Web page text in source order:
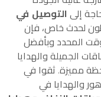
إلى التوصيل في
لحدث خاص، فإن
المحدد وبأفضل
الجميلة والهدايا
مميزة. ثقوا في
والهدايا في